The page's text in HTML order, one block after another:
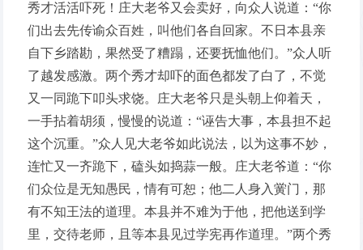
秀才活活吓死！庄大老爷又会卖好，向众人说道：“你
们出去先传谕众百姓，叫他们各自回家。不日本县亲
自下乡踏勘，果然受了糟蹋，还要抚恤他们。”众人听
了越发感激。两个秀才却吓的面色都发了白了，不觉
又一同跪下叩头求饶。庄大老爷只是头朝上仰着天，
一手拈着胡须，慢慢的说道：“诬告大事，本县担不起
这个沉重。”众人见大老爷如此说法，以为这事不妙，
连忙又一齐跪下，磕头如捣蒜一般。庄大老爷道：“你
们众位是无知愚民，情有可恕；他二人身入黉门，那
有不知王法的道理。本县并不难为于他，把他送到学
里，交待老师，且等本县见过学宪再作道理。”两个秀